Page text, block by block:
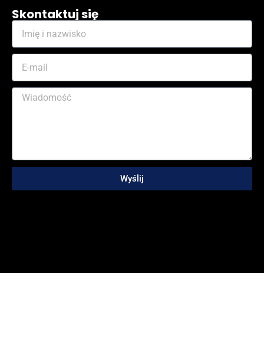
Skontaktuj się
Wyślij